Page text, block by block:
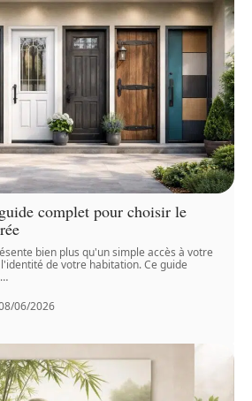
complet pour choisir le
bien plus qu'un simple accès à votre
de votre habitation. Ce guide
…
06/2026